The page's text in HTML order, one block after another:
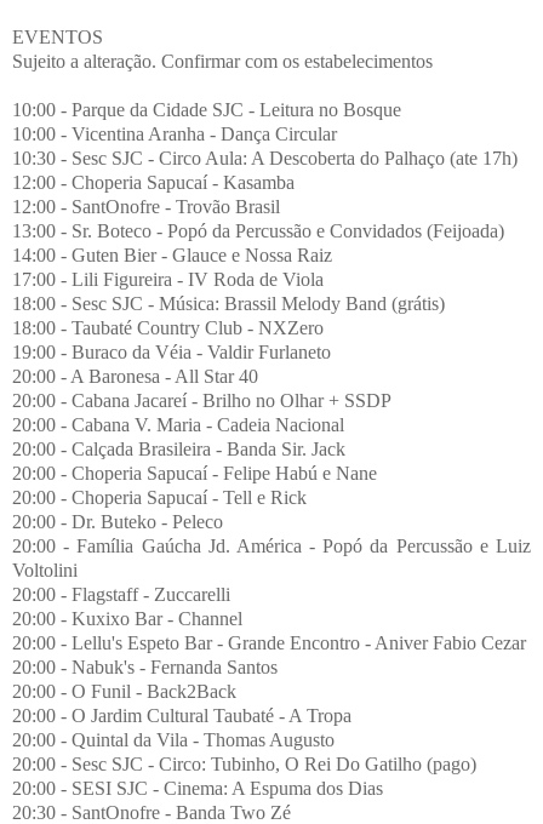
EVENTOS
Sujeito a alteração. Confirmar com os estabelecimentos
10:00 - Parque da Cidade SJC - Leitura no Bosque
10:00 - Vicentina Aranha - Dança Circular
10:30 - Sesc SJC - Circo Aula: A Descoberta do Palhaço (ate 17h)
12:00 - Choperia Sapucaí - Kasamba
12:00 - SantOnofre - Trovão Brasil
13:00 - Sr. Boteco - Popó da Percussão e Convidados (Feijoada)
14:00 - Guten Bier - Glauce e Nossa Raiz
17:00 - Lili Figureira - IV Roda de Viola
18:00 - Sesc SJC - Música: Brassil Melody Band (grátis)
18:00 - Taubaté Country Club - NXZero
19:00 - Buraco da Véia - Valdir Furlaneto
20:00 - A Baronesa - All Star 40
20:00 - Cabana Jacareí - Brilho no Olhar + SSDP
20:00 - Cabana V. Maria - Cadeia Nacional
20:00 - Calçada Brasileira - Banda Sir. Jack
20:00 - Choperia Sapucaí - Felipe Habú e Nane
20:00 - Choperia Sapucaí - Tell e Rick
20:00 - Dr. Buteko - Peleco
20:00 - Família Gaúcha Jd. América - Popó da Percussão e Luiz
Voltolini
20:00 - Flagstaff - Zuccarelli
20:00 - Kuxixo Bar - Channel
20:00 - Lellu's Espeto Bar - Grande Encontro - Aniver Fabio Cezar
20:00 - Nabuk's - Fernanda Santos
20:00 - O Funil - Back2Back
20:00 - O Jardim Cultural Taubaté - A Tropa
20:00 - Quintal da Vila - Thomas Augusto
20:00 - Sesc SJC - Circo: Tubinho, O Rei Do Gatilho (pago)
20:00 - SESI SJC - Cinema: A Espuma dos Dias
20:30 - SantOnofre - Banda Two Zé